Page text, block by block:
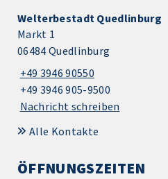
Welterbestadt Quedlinburg
Markt 1
06484 Quedlinburg
+49 3946 90550
+49 3946 905-9500
Nachricht schreiben
Alle Kontakte
ÖFFNUNGSZEITEN